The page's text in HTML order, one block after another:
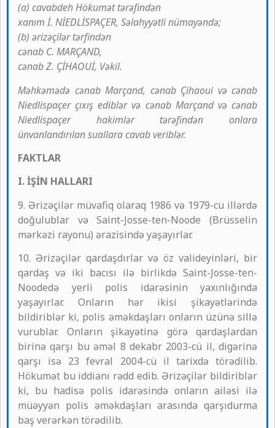
(a) cavabdeh Hökumət tərəfindən
xanım İ. NİEDLİSPAÇER, Səlahyyətli nümayəndə;
(b) ərizəçilər tərfindən
cənab C. MARÇAND,
cənab Z. ÇİHAOUİ, Vəkil.
Məhkəmədə cənab Marçand, cənab Çihaoui və cənab
Niedlispaçer çıxış ediblər və cənab Marçand və cənab
Niedlispaçer hakimlər tərəfindən onlara
ünvanlandırılan suallara cavab veriblər.
FAKTLAR
I. İŞİN HALLARI
9. Ərizəçilər müvafiq olaraq 1986 və 1979-cu illərdə
doğulublar və Saint-Josse-ten-Noode (Brüsselin
mərkəzi rayonu) ərazisində yaşayırlar.
10. Ərizəçilər qardaşdırlar və öz valideyinləri, bir
qardaş və iki bacısı ilə birlikdə Saint-Josse-ten-
Noodedə yerli polis idarəsinin yaxınlığında
yaşayırlar. Onların hər ikisi şikayətlərində
bildiriblər ki, polis əməkdaşları onların üzünə sillə
vurublar. Onların şikayətinə görə qardaşlardan
birinə qarşı bu əməl 8 dekabr 2003-cü il, digərinə
qarşı isə 23 fevral 2004-cü il tarixdə törədilib.
Hökumət bu iddianı rədd edib. Ərizəçilər bildiriblər
ki, bu hadisə polis idarəsində onların ailəsi ilə
müəyyən polis əməkdaşları arasında qarşıdurma
baş verərkən törədilib.